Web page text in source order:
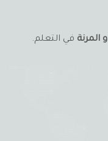
و المرنة في التعلم.